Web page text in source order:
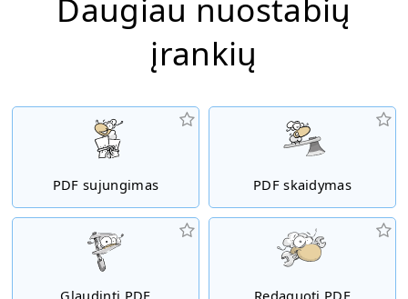
Daugiau nuostabių
įrankių
PDF sujungimas PDF skaidymas
Glaudinti PDF Redaguoti PDF